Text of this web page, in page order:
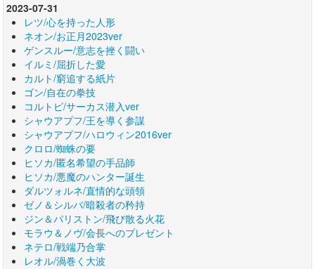
2023-07-31
レツ/心を持った人形
ネオン/お正月2023ver
ゲンスルー/意志を挫く闘い
イルミ/屈折した愛
カルト/窮追する紙片
ゴン/自在の拳技
コルトピ/サーカス潜入ver
シャウアプフ/王を導く参謀
シャウアプフ/ハロウィン2016ver
クロロ/蜘蛛の要
ヒソカ/匿名希望の手品師
ヒソカ/悪魔のハンター誕生
ダルツォルネ/直情的な頭領
ゼノ＆シルバ/暗殺者の矜持
ジン＆パリストン/飛び散る火花
モラウ＆ノヴ/会長へのプレゼント
ネテロ/戦端乃合掌
レオル/渦巻く大波